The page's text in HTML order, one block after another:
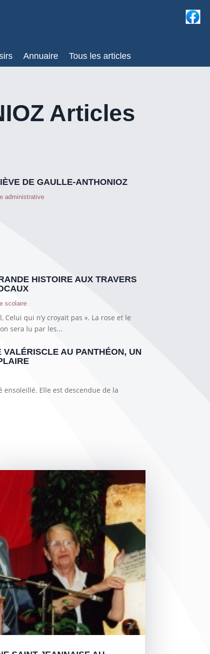
Annuaire Tous les articles
Articles
DE GAULLE-ANTHONIOZ
administrative
HISTOIRE AUX TRAVERS
scolaire
Celui qui n’y croyait pas ». La rose et le
sera lu par les...
AU PANTHÉON, UN
ensoleillé. Elle est descendue de la